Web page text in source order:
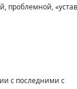
проблемной,
с последними с